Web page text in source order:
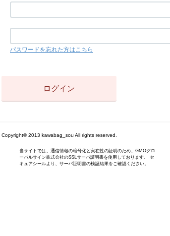
パスワードを忘れた方はこちら
Copyright© 2013 kawabag_sou All rights reserved.
当サイトでは、通信情報の暗号化と実在性の証明のため、GMOグロ
ーバルサイン株式会社のSSLサーバ証明書を使用しております。 セ
キュアシールより、サーバ証明書の検証結果をご確認ください。